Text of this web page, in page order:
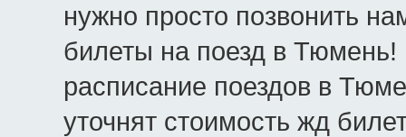
нужно просто позвонить
билеты на поезд в
расписание поездов в
уточнят стоимость жд